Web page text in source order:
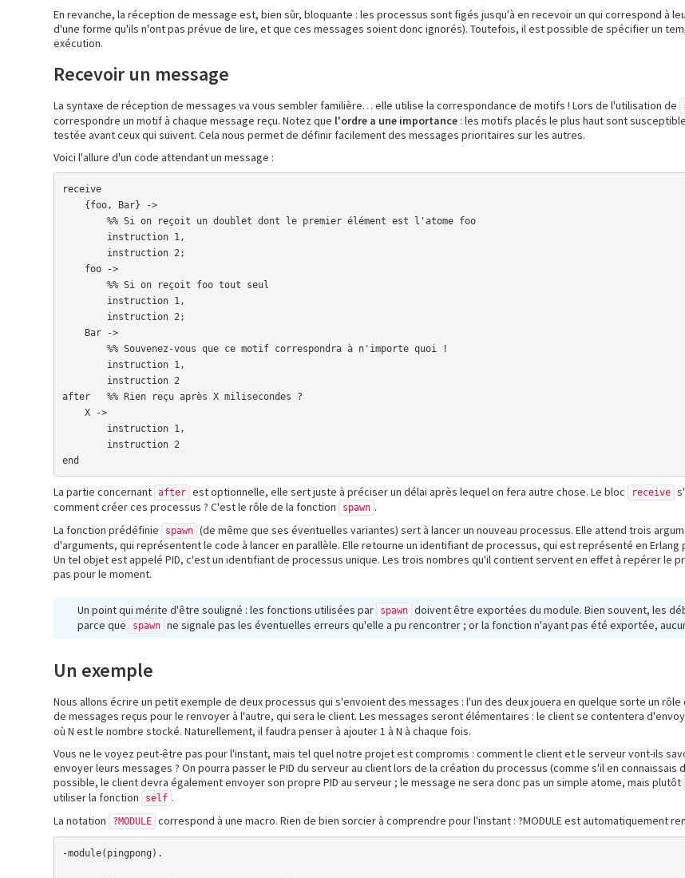
En revanche, la réception de message est, bien sûr, bloquante : les processus sont figés jusqu'à en recevoir un qui correspond à
d'une forme qu'ils n'ont pas prévue de lire, et que ces messages soient donc ignorés). Toutefois, il est possible de spécifier un
exécution.
Recevoir un message
La syntaxe de réception de messages va vous sembler familière… elle utilise la correspondance de motifs ! Lors de l'utilisation de
correspondre un motif à chaque message reçu. Notez que l'ordre a une importance : les motifs placés le plus haut sont
testée avant ceux qui suivent. Cela nous permet de définir facilement des messages prioritaires sur les autres.
Voici l'allure d'un code attendant un message :
receive
after   %% Rien reçu après X milisecondes ?
end
La partie concernant after est optionnelle, elle sert juste à préciser un délai après lequel on fera autre chose. Le bloc receive
comment créer ces processus ? C'est le rôle de la fonction
spawn .
La fonction prédéfinie
spawn (de même que ses éventuelles variantes) sert à lancer un nouveau processus. Elle attend trois
d'arguments, qui représentent le code à lancer en parallèle. Elle retourne un identifiant de processus, qui est représenté en
Un tel objet est appelé PID, c'est un identifiant de processus unique. Les trois nombres qu'il contient servent en effet à repérer le
pas pour le moment.
Un point qui mérite d'être souligné : les fonctions utilisées par spawn doivent être exportées du module. Bien souvent, les
parce que
spawn ne signale pas les éventuelles erreurs qu'elle a pu rencontrer ; or la fonction n'ayant pas été exportée,
Un exemple
Nous allons écrire un petit exemple de deux processus qui s'envoient des messages : l'un des deux jouera en quelque sorte un
de messages reçus pour le renvoyer à l'autre, qui sera le client. Les messages seront élémentaires : le client se contentera
où N est le nombre stocké. Naturellement, il faudra penser à ajouter 1 à N à chaque fois.
Vous ne le voyez peut-être pas pour l'instant, mais tel quel notre projet est compromis : comment le client et le serveur vont-ils
envoyer leurs messages ? On pourra passer le PID du serveur au client lors de la création du processus (comme s'il en
possible, le client devra également envoyer son propre PID au serveur ; le message ne sera donc pas un simple atome, mais plutôt
utiliser la fonction
self .
La notation
?MODULE correspond à une macro. Rien de bien sorcier à comprendre pour l'instant : ?MODULE est automatiquement
-module(pingpong).